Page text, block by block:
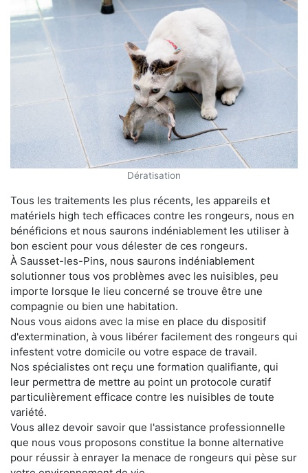
Dératisation
Tous les traitements les plus récents, les appareils et
matériels high tech efficaces contre les rongeurs, nous en
bénéficions et nous saurons indéniablement les utiliser à
bon escient pour vous délester de ces rongeurs.
À Sausset-les-Pins, nous saurons indéniablement
solutionner tous vos problèmes avec les nuisibles, peu
importe lorsque le lieu concerné se trouve être une
compagnie ou bien une habitation.
Nous vous aidons avec la mise en place du dispositif
d'extermination, à vous libérer facilement des rongeurs qui
infestent votre domicile ou votre espace de travail.
Nos spécialistes ont reçu une formation qualifiante, qui
leur permettra de mettre au point un protocole curatif
particulièrement efficace contre les nuisibles de toute
variété.
Vous allez devoir savoir que l'assistance professionnelle
que nous vous proposons constitue la bonne alternative
pour réussir à enrayer la menace de rongeurs qui pèse sur